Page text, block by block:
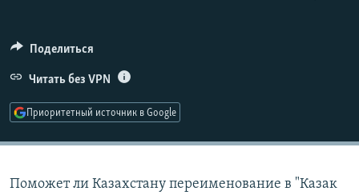
Поделиться
Читать без VPN
Приоритетный источник в Google
Поможет ли Казахстану переименование в "Казак